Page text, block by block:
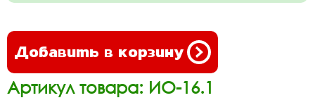
Добавить в корзину
Артикул товара: ИО-16.1